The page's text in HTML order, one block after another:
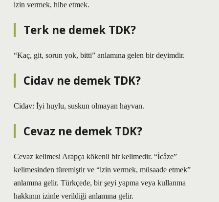
izin vermek, hibe etmek.
Terk ne demek TDK?
“Kaç, git, sorun yok, bitti” anlamına gelen bir deyimdir.
Cidav ne demek TDK?
Cidav: İyi huylu, suskun olmayan hayvan.
Cevaz ne demek TDK?
Cevaz kelimesi Arapça kökenli bir kelimedir. “İcâze”
kelimesinden türemiştir ve “izin vermek, müsaade etmek”
anlamına gelir. Türkçede, bir şeyi yapma veya kullanma
hakkının izinle verildiği anlamına gelir.